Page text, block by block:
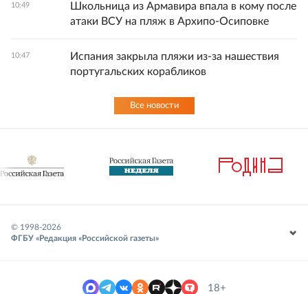
10:49
Школьница из Армавира впала в кому после
атаки ВСУ на пляж в Архипо-Осиповке
10:47
Испания закрыла пляжи из-за нашествия
португальских корабликов
Все новости
© 1998-2026
ФГБУ «Редакция «Российской газеты»
18+